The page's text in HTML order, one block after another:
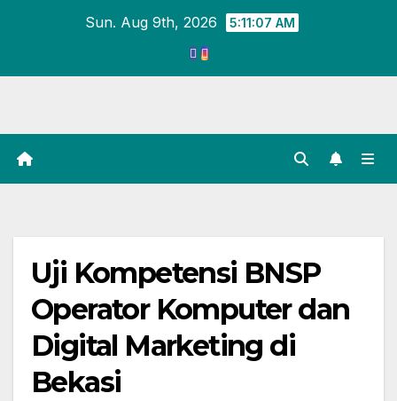
Sun. Aug 9th, 2026 5:11:08 AM
Uji Kompetensi BNSP
Operator Komputer dan
Digital Marketing di
Bekasi